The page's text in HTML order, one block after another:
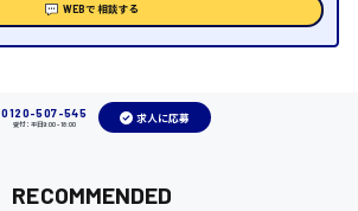
WEBで相談する
0120-507-545
受付：平日9:00 - 18:00
求人に応募
RECOMMENDED